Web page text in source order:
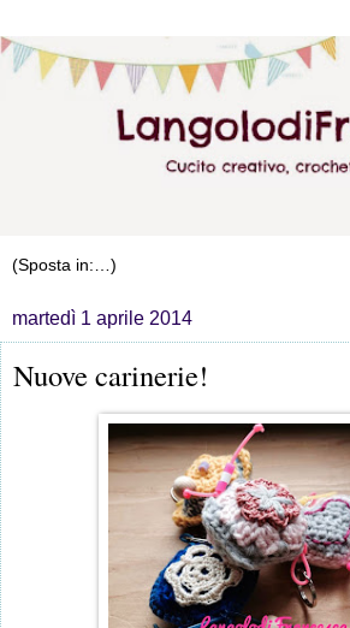
martedì 1 aprile 2014
Nuove carinerie!